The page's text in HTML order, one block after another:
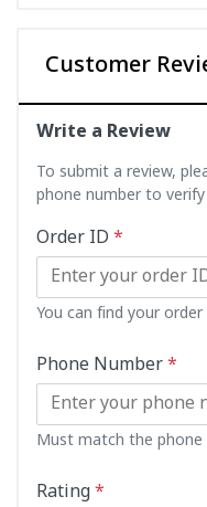
Customer
Write a Review
To submit a review,
phone number to
Order ID *
You can find your
Phone Number*
Must match the phone
Rating*